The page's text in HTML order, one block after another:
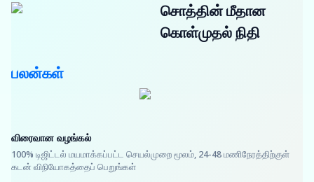
சொத்தின் மீதான
கொள்முதல் நிதி
பலன்கள்
விரைவான வழங்கல்
100% டிஜிட்டல் மயமாக்கப்பட்ட செயல்முறை மூலம், 24-48 மணிநேரத்திற்குள்
கடன் விநியோகத்தைப் பெறுங்கள்